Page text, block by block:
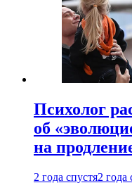
Психолог
об
на
2 года спустя2 года